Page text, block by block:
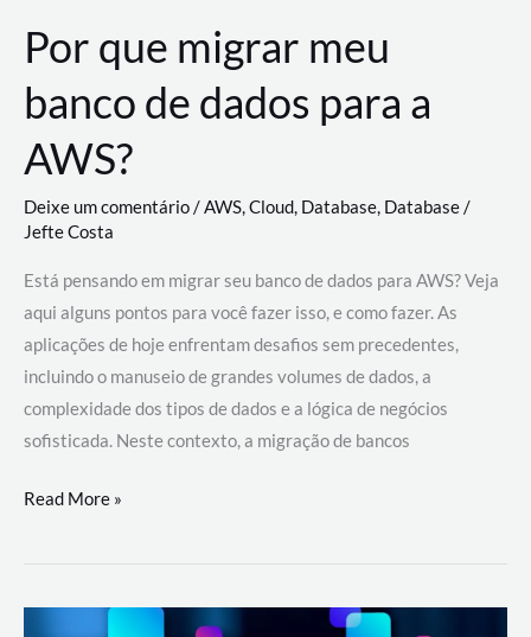
Por que migrar meu
banco de dados para a
AWS?
Deixe um comentário/AWS,Cloud, Database, Database/
Jefte Costa
Está pensando em migrar seu banco de dados para AWS? Veja
aqui alguns pontos para você fazer isso, e como fazer. As
aplicações de hoje enfrentam desafios sem precedentes,
incluindo o manuseio de grandes volumes de dados, a
complexidade dos tipos de dados e a lógica de negócios
sofisticada. Neste contexto, a migração de bancos
Por
migrar
Read More »